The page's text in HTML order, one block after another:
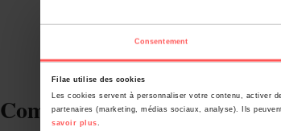
Consentement
Filae utilise des cookies
Les cookies servent à personnaliser votre contenu, activer
partenaires (marketing, médias sociaux, analyse). Ils
savoir plus
Comment effectuer votre